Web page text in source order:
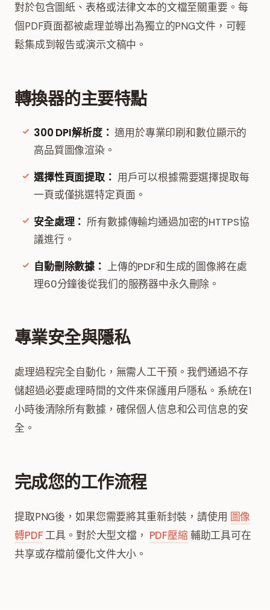
對於包含圖紙、表格或法律文本的文檔至關重要。每
個PDF頁面都被處理並導出為獨立的PNG文件，可輕
鬆集成到報告或演示文稿中。
轉換器的主要特點
300 DPI解析度： 適用於專業印刷和數位顯示的
高品質圖像渲染。
選擇性頁面提取： 用戶可以根據需要選擇提取每
一頁或僅挑選特定頁面。
安全處理： 所有數據傳輸均通過加密的HTTPS協
議進行。
自動刪除數據： 上傳的PDF和生成的圖像將在處
理60分鐘後從我们的服務器中永久刪除。
專業安全與隱私
處理過程完全自動化，無需人工干預。我們通過不存
儲超過必要處理時間的文件來保護用戶隱私。系統在1
小時後清除所有數據，確保個人信息和公司信息的安
全。
完成您的工作流程
提取PNG後，如果您需要將其重新封裝，請使用 圖像
轉PDF工具。對於大型文檔， PDF壓縮 輔助工具可在
共享或存檔前優化文件大小。